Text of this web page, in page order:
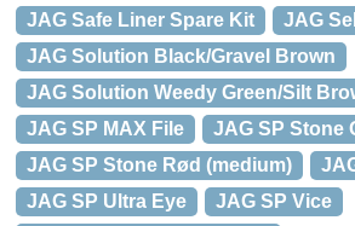
JAG Safe Liner Spare Kit
JAG
JAG Solution Black/Gravel Brown
JAG Solution Weedy Green/Silt
JAG SP MAX File
JAG SP Stone
JAG SP Stone Rød (medium)
JAG SP Ultra Eye
JAG SP Vice